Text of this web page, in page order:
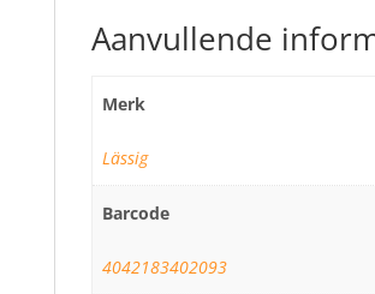
Aanvullende
Merk
Lässig
Barcode
4042183402093